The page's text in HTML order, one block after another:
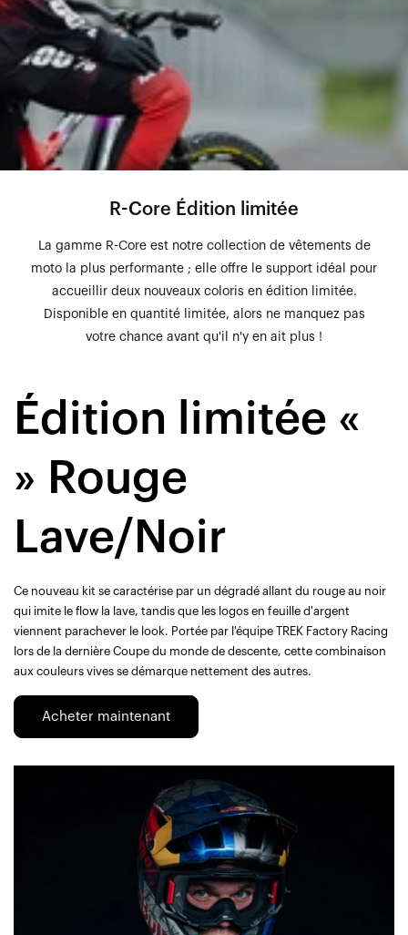
R-Core Édition limitée
La gamme R-Core est notre collection de vêtements de
moto la plus performante ; elle offre le support idéal pour
accueillir deux nouveaux coloris en édition limitée.
Disponible en quantité limitée, alors ne manquez pas
votre chance avant qu'il n'y en ait plus !
Édition limitée «
» Rouge
Lave/Noir
Ce nouveau kit se caractérise par un dégradé allant du rouge au noir
qui imite le flow la lave, tandis que les logos en feuille d'argent
viennent parachever le look. Portée par l'équipe TREK Factory Racing
lors de la dernière Coupe du monde de descente, cette combinaison
aux couleurs vives se démarque nettement des autres.
Acheter maintenant